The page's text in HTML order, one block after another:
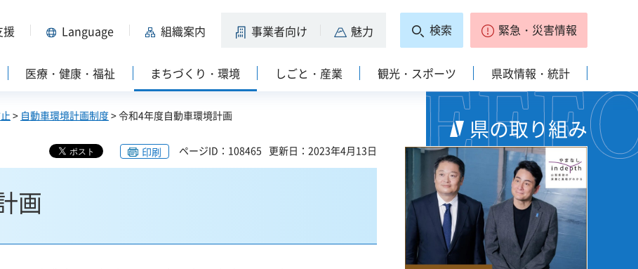
援 Language 組織案内 事業者向け 魅力 検索 緊急・災害情報
医療・健康・福祉 まちづくり・環境 しごと・産業 観光・スポーツ 県政情報・統計
> 自動車環境計画制度> 令和4年度自動車環境計画
印刷 ページID：108465 更新日：2023年4月13日
画
県の取り組み